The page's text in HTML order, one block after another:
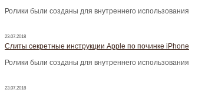
Ролики были созданы для внутреннего использования
23.07.2018
Слиты секретные инструкции Apple по починке iPhone
Ролики были созданы для внутреннего использования
23.07.2018